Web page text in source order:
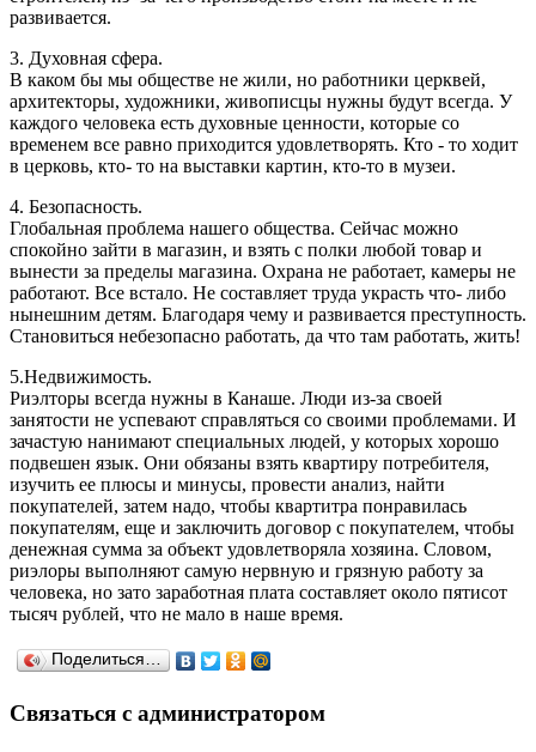
развивается.
3. Духовная сфера.
В каком бы мы обществе не жили, но работники церквей,
архитекторы, художники, живописцы нужны будут всегда. У
каждого человека есть духовные ценности, которые со
временем все равно приходится удовлетворять. Кто - то ходит
в церковь, кто- то на выставки картин, кто-то в музеи.
4. Безопасность.
Глобальная проблема нашего общества. Сейчас можно
спокойно зайти в магазин, и взять с полки любой товар и
вынести за пределы магазина. Охрана не работает, камеры не
работают. Все встало. Не составляет труда украсть что- либо
нынешним детям. Благодаря чему и развивается преступность.
Становиться небезопасно работать, да что там работать, жить!
5.Недвижимость.
Риэлторы всегда нужны в Канаше. Люди из-за своей
занятости не успевают справляться со своими проблемами. И
зачастую нанимают специальных людей, у которых хорошо
подвешен язык. Они обязаны взять квартиру потребителя,
изучить ее плюсы и минусы, провести анализ, найти
покупателей, затем надо, чтобы квартитра понравилась
покупателям, еще и заключить договор с покупателем, чтобы
денежная сумма за объект удовлетворяла хозяина. Словом,
риэлоры выполняют самую нервную и грязную работу за
человека, но зато заработная плата составляет около пятисот
тысяч рублей, что не мало в наше время.
Поделиться…
Связаться с администратором